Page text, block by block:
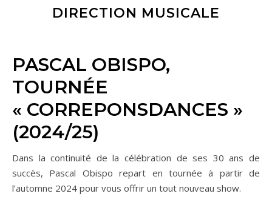
DIRECTION MUSICALE
PASCAL OBISPO,
TOURNÉE
« CORREPONSDANCES »
(2024/25)
Dans la continuité de la célébration de ses 30 ans de
succès, Pascal Obispo repart en tournée à partir de
l’automne 2024 pour vous offrir un tout nouveau show.